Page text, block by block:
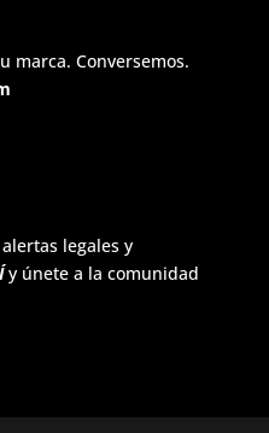
marca. Conversemos.
legales y
y únete a la comunidad